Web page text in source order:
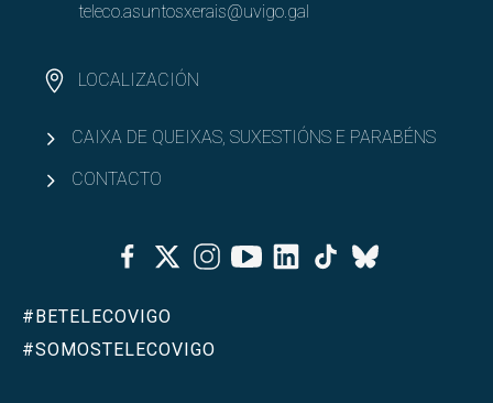
teleco.asuntosxerais@uvigo.gal
LOCALIZACIÓN
CAIXA DE QUEIXAS, SUXESTIÓNS E PARABÉNS
CONTACTO
FacebookTwitterInstagramYoutubeLinkedinTiktok
Bluesky
#BETELECOVIGO
#SOMOSTELECOVIGO